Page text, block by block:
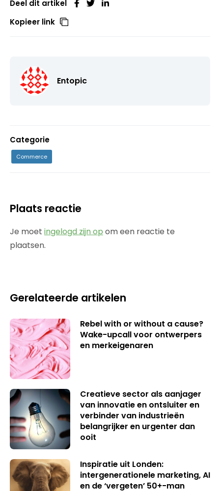
Deel dit artikel
Kopieer link
Entopic
Categorie
Commerce
Plaats reactie
Je moet ingelogd zijn op om een reactie te
plaatsen.
Gerelateerde artikelen
Rebel with or without a cause?
Wake-upcall voor ontwerpers
en merkeigenaren
Creatieve sector als aanjager
van innovatie en ontsluiter en
verbinder van industrieën
belangrijker en urgenter dan
ooit
Inspiratie uit Londen:
intergenerationele marketing, AI
en de ‘vergeten’ 50+-man